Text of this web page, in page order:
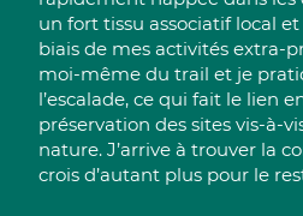
un fort tissu associatif local
biais de mes activités extra-
moi-même du trail et je
l’escalade, ce qui fait le lien
préservation des sites vis-à-
nature. J’arrive à trouver la
crois d’autant plus pour le